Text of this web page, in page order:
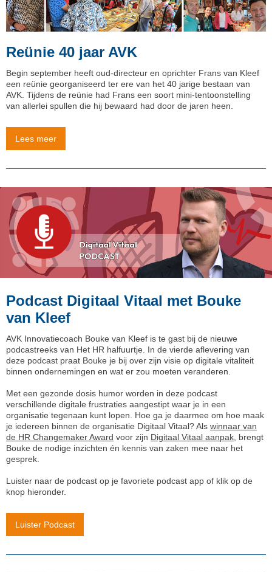
Reünie 40 jaar AVK
Begin september heeft oud-directeur en oprichter Frans van Kleef
een reünie georganiseerd ter ere van het 40 jarige bestaan van
AVK. Tijdens de reünie had Frans een soort mini-tentoonstelling
van allerlei spullen die hij bewaard had door de jaren heen.
Lees meer
Podcast Digitaal Vitaal met Bouke
van Kleef
AVK Innovatiecoach Bouke van Kleef is te gast bij de nieuwe
podcastreeks van Het HR halfuurtje. In de vierde aflevering van
deze podcast praat Bouke je bij over zijn visie op digitale vitaliteit
binnen ondernemingen en wat er zou moeten veranderen.
Met een gezonde dosis humor worden in deze podcast
verschillende digitale frustraties aangestipt waar je in een
organisatie tegenaan kunt lopen. Hoe ga je daarmee om hoe maak
je iedereen binnen de organisatie Digitaal Vitaal? Als winnaar van
de HR Changemaker Award voor zijn Digitaal Vitaal aanpak , brengt
Bouke de nodige inzichten én kennis van zaken mee naar het
gesprek.
Luister naar de podcast op je favoriete podcast app of klik op de
knop hieronder.
Luister Podcast